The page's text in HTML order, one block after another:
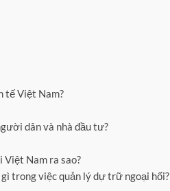
tế Việt Nam?
dân và nhà đầu tư?
Nam ra sao?
trong việc quản lý dự trữ ngoại hối?